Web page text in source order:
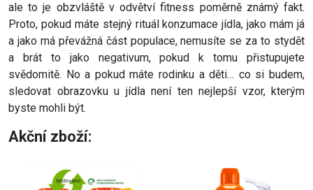
ale to je obzvláště v odvětví fitness poměrně známý fakt.
Proto, pokud máte stejný rituál konzumace jídla, jako mám já
a jako má převážná část populace, nemusíte se za to stydět
a brát to jako negativum, pokud k tomu přistupujete
svědomitě. No a pokud máte rodinku a děti… co si budem,
sledovat obrazovku u jídla není ten nejlepší vzor, kterým
byste mohli být.
Akční zboží: